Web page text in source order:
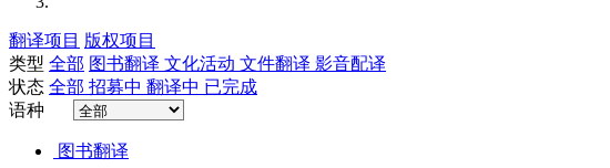
翻译项目 版权项目
类型 全部 图书翻译 文化活动 文件翻译 影音配译
状态 全部 招募中 翻译中 已完成
语种
图书翻译